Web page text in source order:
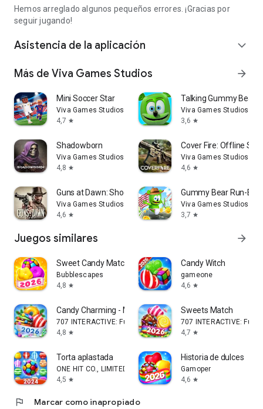
Hemos arreglado algunos pequeños errores. ¡Gracias por
seguir jugando!
Asistencia de la aplicación expand_more
Más de Viva Games Studios arrow_forward
Mini Soccer Star
Viva Games Studios
4,7 star
Talking Gummy Bear
Viva Games Studios
3,6 star
Shadowborn
Viva Games Studios
4,8 star
Cover Fire: Offline
Viva Games Studios
4,6 star
Guns at Dawn: Shooter Online
Viva Games Studios
4,6 star
Gummy Bear Run-
Viva Games Studios
3,7 star
Juegos similares arrow_forward
Sweet Candy Match: Puzzle Game
Bubblescapes
4,8 star
Candy Witch
gameone
4,6 star
Candy Charming - Match 3 Games
707 INTERACTIVE: Fun Epic Casual Games
4,8 star
Sweets Match
707 INTERACTIVE: Fun
4,7 star
Torta aplastada
ONE HIT CO., LIMITED
4,5 star
Historia de dulces
Gamoper
4,6 star
flag Marcar como inapropiado